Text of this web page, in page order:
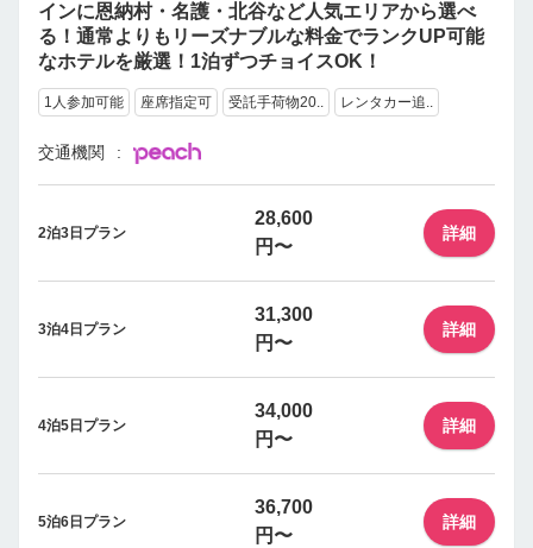
インに恩納村・名護・北谷など人気エリアから選べ
る！通常よりもリーズナブルな料金でランクUP可能
なホテルを厳選！1泊ずつチョイスOK！
1人参加可能 座席指定可 受託手荷物20.. レンタカー追..
交通機関
2泊3日プラン
28,600
円〜
詳細
3泊4日プラン
31,300
円〜
詳細
4泊5日プラン
34,000
円〜
詳細
5泊6日プラン
36,700
円〜
詳細